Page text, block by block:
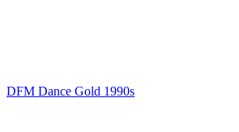
DFM Dance Gold 1990s